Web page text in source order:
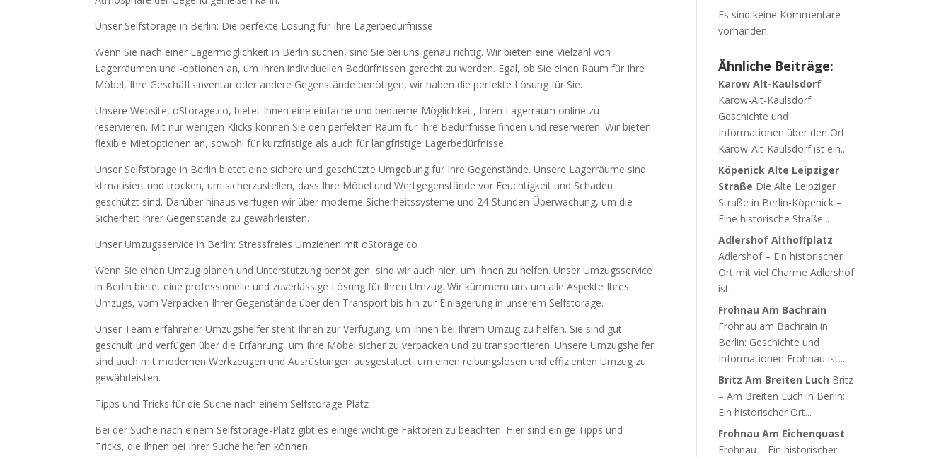
Unser Selfstorage in Berlin: Die perfekte Lösung für Ihre Lagerbedürfnisse
Wenn Sie nach einer Lagermöglichkeit in Berlin suchen, sind Sie bei uns genau richtig. Wir bieten eine Vielzahl von
Lagerräumen und -optionen an, um Ihren individuellen Bedürfnissen gerecht zu werden. Egal, ob Sie einen Raum für Ihre
Möbel, Ihre Geschäftsinventar oder andere Gegenstände benötigen, wir haben die perfekte Lösung für Sie.
Unsere Website, oStorage.co, bietet Ihnen eine einfache und bequeme Möglichkeit, Ihren Lagerraum online zu
reservieren. Mit nur wenigen Klicks können Sie den perfekten Raum für Ihre Bedürfnisse finden und reservieren. Wir bieten
flexible Mietoptionen an, sowohl für kurzfristige als auch für langfristige Lagerbedürfnisse.
Unser Selfstorage in Berlin bietet eine sichere und geschützte Umgebung für Ihre Gegenstände. Unsere Lagerräume sind
klimatisiert und trocken, um sicherzustellen, dass Ihre Möbel und Wertgegenstände vor Feuchtigkeit und Schäden
geschützt sind. Darüber hinaus verfügen wir über moderne Sicherheitssysteme und 24-Stunden-Überwachung, um die
Sicherheit Ihrer Gegenstände zu gewährleisten.
Unser Umzugsservice in Berlin: Stressfreies Umziehen mit oStorage.co
Wenn Sie einen Umzug planen und Unterstützung benötigen, sind wir auch hier, um Ihnen zu helfen. Unser Umzugsservice
in Berlin bietet eine professionelle und zuverlässige Lösung für Ihren Umzug. Wir kümmern uns um alle Aspekte Ihres
Umzugs, vom Verpacken Ihrer Gegenstände über den Transport bis hin zur Einlagerung in unserem Selfstorage.
Unser Team erfahrener Umzugshelfer steht Ihnen zur Verfügung, um Ihnen bei Ihrem Umzug zu helfen. Sie sind gut
geschult und verfügen über die Erfahrung, um Ihre Möbel sicher zu verpacken und zu transportieren. Unsere Umzugshelfer
sind auch mit modernen Werkzeugen und Ausrüstungen ausgestattet, um einen reibungslosen und effizienten Umzug zu
gewährleisten.
Tipps und Tricks für die Suche nach einem Selfstorage-Platz
Bei der Suche nach einem Selfstorage-Platz gibt es einige wichtige Faktoren zu beachten. Hier sind einige Tipps und
Tricks, die Ihnen bei Ihrer Suche helfen können:
Es sind keine Kommentare
vorhanden.
Ähnliche Beiträge:
Karow Alt-Kaulsdorf
Karow-Alt-Kaulsdorf:
Geschichte und
Informationen über den Ort
Karow-Alt-Kaulsdorf ist ein...
Köpenick Alte Leipziger
Straße Die Alte Leipziger
Straße in Berlin-Köpenick –
Eine historische Straße...
Adlershof Althoffplatz
Adlershof – Ein historischer
Ort mit viel Charme Adlershof
ist...
Frohnau Am Bachrain
Frohnau am Bachrain in
Berlin: Geschichte und
Informationen Frohnau ist...
Britz Am Breiten Luch Britz
– Am Breiten Luch in Berlin:
Ein historischer Ort...
Frohnau Am Eichenquast
Frohnau – Ein historischer